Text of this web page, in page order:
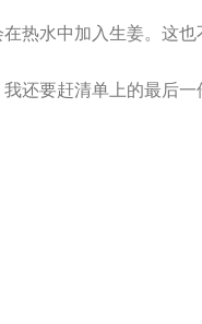
热水中加入生姜。这也
还要赶清单上的最后